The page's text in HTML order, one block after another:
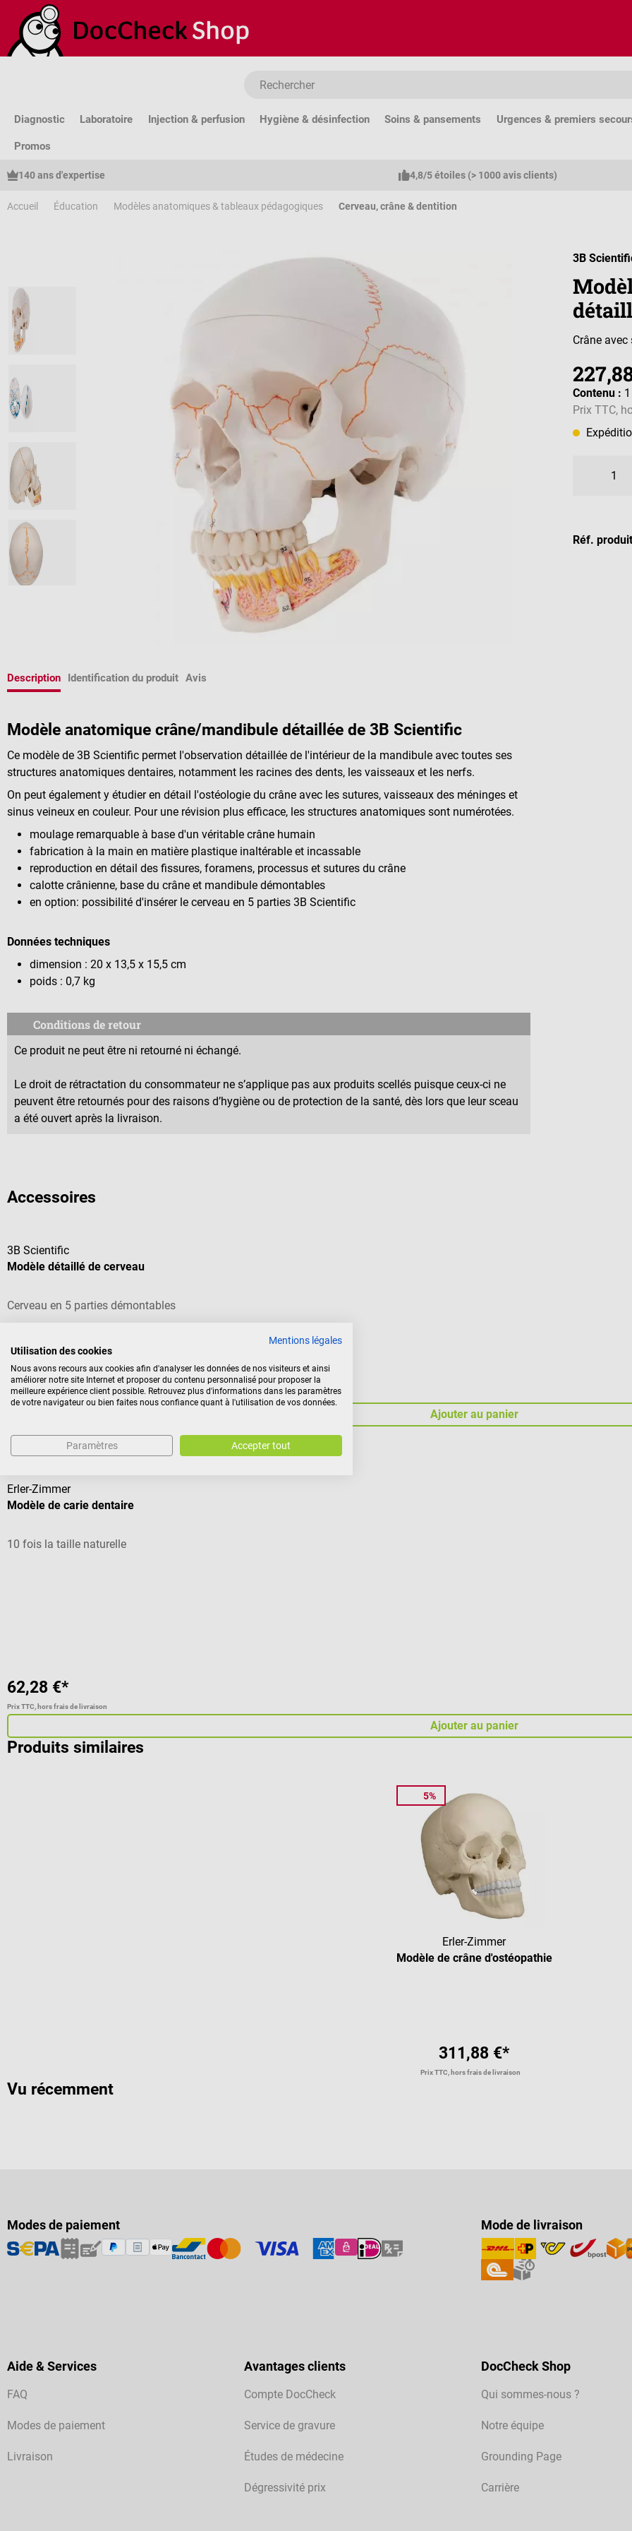
au contenu principal
Passer à la recherche
Passer à la navigation principale
Diagnostic Laboratoire Injection & perfusion Hygiène & désinfection Soins & pansements Urgences & premiers
Promos
140 ans d'expertise 4,8/5 étoiles (> 1000 avis clients)
Accueil Éducation Modèles anatomiques & tableaux pédagogiques Cerveau, crâne & dentition
3B
Crâne
Contenu :
Prix TTC,
Réf.
Description Identification du produit Avis
Modèle anatomique crâne/mandibule détaillée de 3B Scientific
Ce modèle de 3B Scientific permet l'observation détaillée de l'intérieur de la mandibule avec toutes ses
structures anatomiques dentaires, notamment les racines des dents, les vaisseaux et les nerfs.
On peut également y étudier en détail l'ostéologie du crâne avec les sutures, vaisseaux des méninges et
sinus veineux en couleur. Pour une révision plus efficace, les structures anatomiques sont numérotées.
moulage remarquable à base d'un véritable crâne humain
fabrication à la main en matière plastique inaltérable et incassable
reproduction en détail des fissures, foramens, processus et sutures du crâne
calotte crânienne, base du crâne et mandibule démontables
en option: possibilité d'insérer le cerveau en 5 parties 3B Scientific
Données techniques
dimension : 20 x 13,5 x 15,5 cm
poids : 0,7 kg
Conditions de retour
Ce produit ne peut être ni retourné ni échangé.
Le droit de rétractation du consommateur ne s’applique pas aux produits scellés puisque ceux-ci ne
peuvent être retournés pour des raisons d’hygiène ou de protection de la santé, dès lors que leur sceau
a été ouvert après la livraison.
Accessoires
3B Scientific
Modèle détaillé de cerveau
Cerveau en 5 parties démontables
221,88 €*
Prix TTC, hors frais de livraison
Ajouter au panier
Nos clients ont également acheté
Erler-Zimmer
Modèle de carie dentaire
10 fois la taille naturelle
62,28 €*
Prix TTC, hors frais de livraison
Ajouter au panier
Produits similaires
5%
Erler-Zimmer
Modèle de crâne d'ostéopathie
311,88 €*
Prix TTC, hors frais de livraison
Vu récemment
Modes de paiement Mode de livraison
Aide & Services
FAQ
Modes de paiement
Livraison
Avantages clients
Compte DocCheck
Service de gravure
Études de médecine
Dégressivité prix
DocCheck Shop
Qui sommes-nous ?
Notre équipe
Grounding Page
Carrière
Mentions légales
Utilisation des cookies
Nous avons recours aux cookies afin d'analyser les données de nos visiteurs et ainsi
améliorer notre site Internet et proposer du contenu personnalisé pour proposer la
meilleure expérience client possible. Retrouvez plus d'informations dans les paramètres
de votre navigateur ou bien faites nous confiance quant à l'utilisation de vos données.
Paramètres Accepter tout